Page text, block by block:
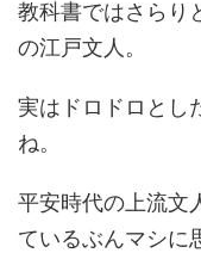
教科書ではさらり
の江戸文人。
実はドロドロとし
ね。
平安時代の上流文
ているぶんマシに